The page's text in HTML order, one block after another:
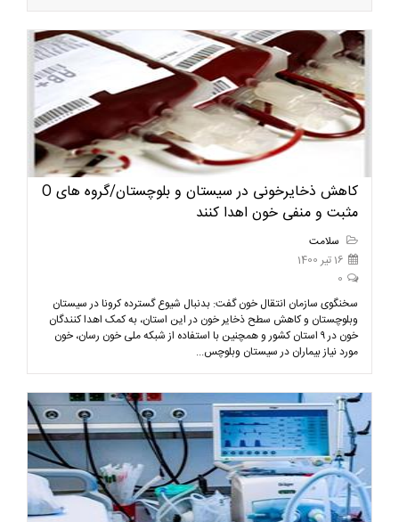
کاهش ذخایرخونی در سیستان و بلوچستان/گروه های O
مثبت و منفی خون اهدا کنند
سلامت
16 تیر 1400
0
سخنگوی سازمان انتقال خون گفت: بدنبال شیوع گسترده کرونا در سیستان
وبلوچستان و کاهش سطح ذخایر خون در این استان، به کمک اهدا کنندگان
خون در ۹ استان کشور و همچنین با استفاده از شبکه ملی خون رسان، خون
مورد نیاز بیماران در سیستان وبلوچس...